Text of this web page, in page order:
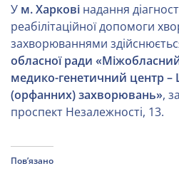
У м. Харкові надання
реабілітаційної допомоги
захворюваннями
обласної ради
медико-генетичний центр –
(орфанних) захворювань»,
проспект Незалежності, 13.
Пов’язано